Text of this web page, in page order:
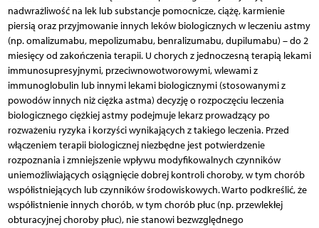
nadwrażliwość na lek lub substancje pomocnicze, ciążę, karmienie
piersią oraz przyjmowanie innych leków biologicznych w leczeniu astmy
(np. omalizumabu, mepolizumabu, benralizumabu, dupilumabu) – do 2
miesięcy od zakończenia terapii. U chorych z jednoczesną terapią lekami
immunosupresyjnymi, przeciwnowotworowymi, wlewami z
immunoglobulin lub innymi lekami biologicznymi (stosowanymi z
powodów innych niż ciężka astma) decyzję o rozpoczęciu leczenia
biologicznego ciężkiej astmy podejmuje lekarz prowadzący po
rozważeniu ryzyka i korzyści wynikających z takiego leczenia. Przed
włączeniem terapii biologicznej niezbędne jest potwierdzenie
rozpoznania i zmniejszenie wpływu modyfikowalnych czynników
uniemożliwiających osiągnięcie dobrej kontroli choroby, w tym chorób
współistniejących lub czynników środowiskowych. Warto podkreślić, że
współistnienie innych chorób, w tym chorób płuc (np. przewlekłej
obturacyjnej choroby płuc), nie stanowi bezwzględnego